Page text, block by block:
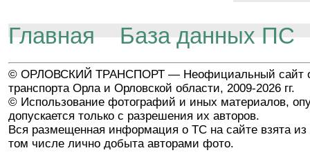
Главная База данных ПС
© ОРЛОВСКИЙ ТРАНСПОРТ — Неофициальный сайт
транспорта Орла и Орловской области, 2009-2026 гг.
© Использование фотографий и иных материалов,
допускается только с разрешения их авторов.
Вся размещенная информация о ТС на сайте взята из
том числе лично добыта авторами фото.